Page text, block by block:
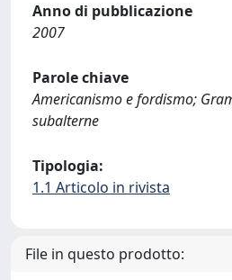
Anno di pubblicazione
2007
Parole chiave
Americanismo e fordismo;
subalterne
Tipologia:
1.1 Articolo in rivista
File in questo prodotto: